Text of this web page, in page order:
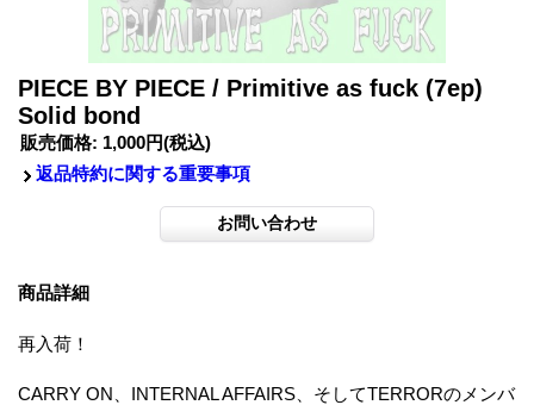
PIECE BY PIECE / Primitive as fuck (7ep)
Solid bond
販売価格: 1,000円(税込)
返品特約に関する重要事項
商品詳細
再入荷！
CARRY ON、INTERNAL AFFAIRS、そしてTERRORのメンバ